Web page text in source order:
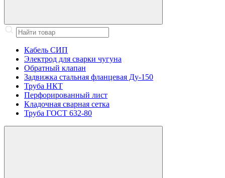
Кабель СИП
Электрод для сварки чугуна
Обратный клапан
Задвижка стальная фланцевая Ду-150
Труба НКТ
Перфорированный лист
Кладочная сварная сетка
Труба ГОСТ 632-80